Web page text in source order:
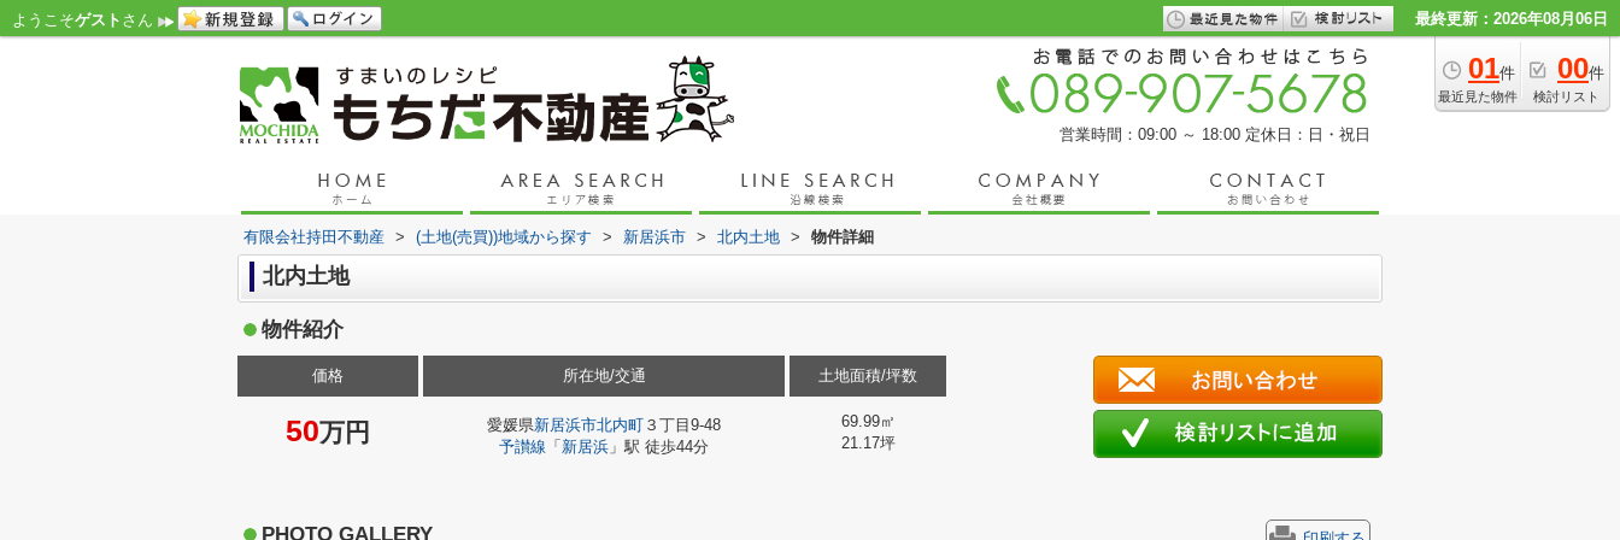
ようこそゲスト さん 最終更新：2026年08月06日
01件
最近見た物件
00件
検討リスト
営業時間：09:00 ～ 18:00 定休日：日・祝日
有限会社持田不動産 > (土地(売買))地域から探す > 新居浜市 > 北内土地 > 物件詳細
北内土地
物件紹介
価格
50万円
所在地/交通
愛媛県新居浜市北内町 ３丁目9-48
予讃線 「 新居浜 」駅 徒歩44分
土地面積/坪数
69.99㎡
21.17坪
PHOTO GALLERY